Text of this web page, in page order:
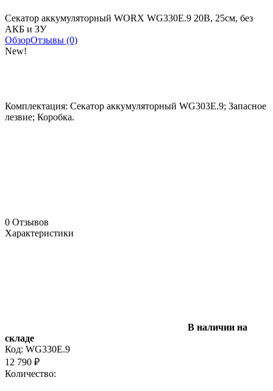
Секатор аккумуляторный WORX WG330E.9 20В, 25см, без
АКБ и ЗУ
ОбзорОтзывы (0)
New!
Комплектация: Секатор аккумуляторный WG303E.9; Запасное
лезвие; Коробка.
0 Отзывов
Характеристики
В наличии на
складе
Код: WG330E.9
12 790 ₽
Количество: